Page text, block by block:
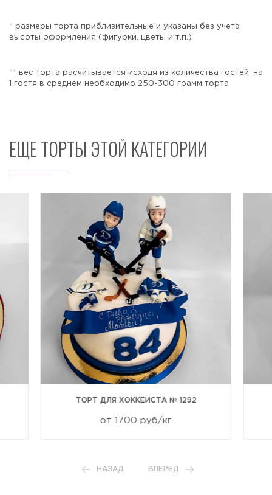
*
размеры торта приблизительные и указаны без учета
высоты оформления (фигурки, цветы и т.п.)
* *
вес торта расчитывается исходя из количества гостей. на
1 гостя в среднем необходимо 250-300 грамм торта
ЕЩЕ ТОРТЫ ЭТОЙ КАТЕГОРИИ
ТОРТ ДЛЯ ХОККЕИСТА № 1292
от 1700 руб/кг
НАЗАД ВПЕРЕД
Отправить